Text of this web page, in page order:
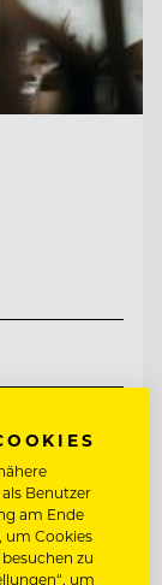
Benutzer
am Ende
um Cookies
zu
um